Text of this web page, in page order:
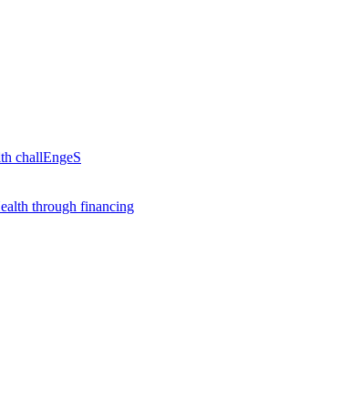
challEngeS
through financing